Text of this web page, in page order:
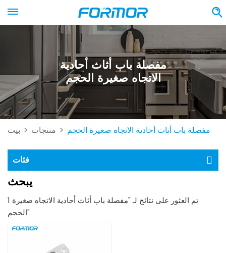
مفصلة باب أثاث أحادية
الاتجاه صغيرة الحجم
بيت > منتجات > مفصلة باب أثاث أحادية الاتجاه صغيرة الحجم
فئات
يبحث
1 تم العثور على نتائج لـ "مفصلة باب أثاث أحادية الاتجاه صغيرة
الحجم"